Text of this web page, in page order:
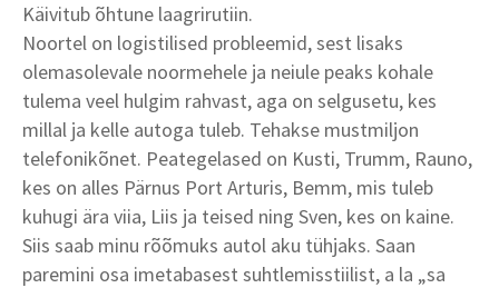
Käivitub õhtune laagrirutiin.
Noortel on logistilised probleemid, sest lisaks
olemasolevale noormehele ja neiule peaks kohale
tulema veel hulgim rahvast, aga on selgusetu, kes
millal ja kelle autoga tuleb. Tehakse mustmiljon
telefonikõnet. Peategelased on Kusti, Trumm, Rauno,
kes on alles Pärnus Port Arturis, Bemm, mis tuleb
kuhugi ära viia, Liis ja teised ning Sven, kes on kaine.
Siis saab minu rõõmuks autol aku tühjaks. Saan
paremini osa imetabasest suhtlemisstiilist, a la „sa